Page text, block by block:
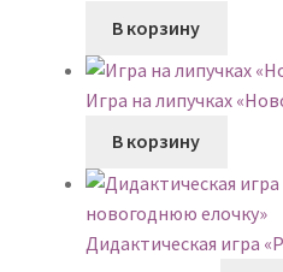
В корзину
Игра на липучках
В корзину
Дидактическая игра